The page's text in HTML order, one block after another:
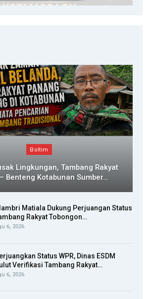
Boltim
Lingkungan, Tambang Rakyat
Benteng Kotabunan Sumber…
Matiala Dukung Perjuangan Status
Rakyat Tobongon…
6, 2026
Status WPR, Dinas ESDM
Verifikasi Tambang Rakyat…
6, 2026